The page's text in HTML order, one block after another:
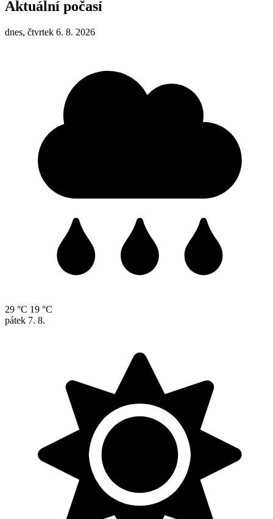
Aktuální počasí
dnes, čtvrtek 6. 8. 2026
29 °C 19 °C
pátek 7. 8.